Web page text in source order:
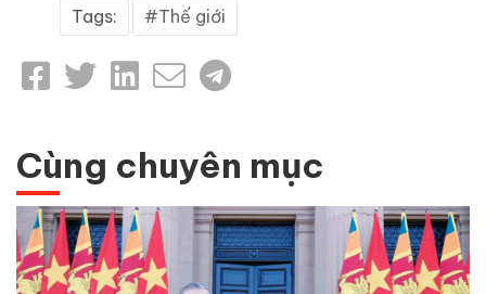
Tags: Thế giới
Cùng chuyên mục